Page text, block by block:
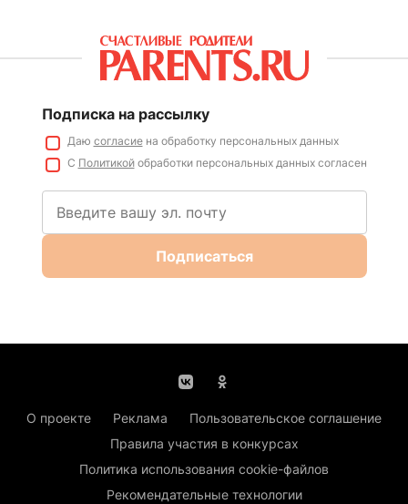
Подписка на рассылку
Даю согласиена обработку персональных данных
С Политикойобработки персональных данных согласен
Подписаться
О проекте Реклама
Пользовательское соглашение
Правила участия в конкурсах
Политика использования cookie-файлов
Рекомендательные технологии